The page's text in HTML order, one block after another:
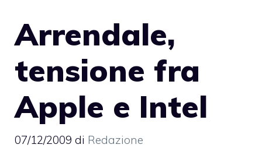
Arrendale,
tensione fra
Apple e Intel
07/12/2009 di Redazione